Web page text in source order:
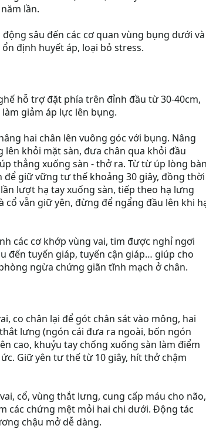
lần.
sâu đến các cơ quan vùng bụng dưới và
định huyết áp, loại bỏ stress.
hỗ trợ đặt phía trên đỉnh đầu từ 30-40cm,
giảm áp lực lên bụng.
hai chân lên vuông góc với bụng. Nâng
khỏi mặt sàn, đưa chân qua khỏi đầu
thẳng xuống sàn - thở ra. Từ từ úp lòng
giữ vững tư thế khoảng 30 giây, đồng thời
lượt hạ tay xuống sàn, tiếp theo hạ lưng
vẫn giữ yên, đừng để ngẩng đầu lên khi
các cơ khớp vùng vai, tim được nghỉ ngơi
đến tuyến giáp, tuyến cận giáp… giúp cho
ngừa chứng giãn tĩnh mạch ở chân.
co chân lại để gót chân sát vào mông, hai
lưng (ngón cái đưa ra ngoài, bốn ngón
cao, khuỷu tay chống xuống sàn làm điểm
Giữ yên tư thế từ 10 giây, hít thở chậm
cổ, vùng thắt lưng, cung cấp máu cho não,
các chứng mệt mỏi hai chi dưới. Động tác
chậu mở dễ dàng.